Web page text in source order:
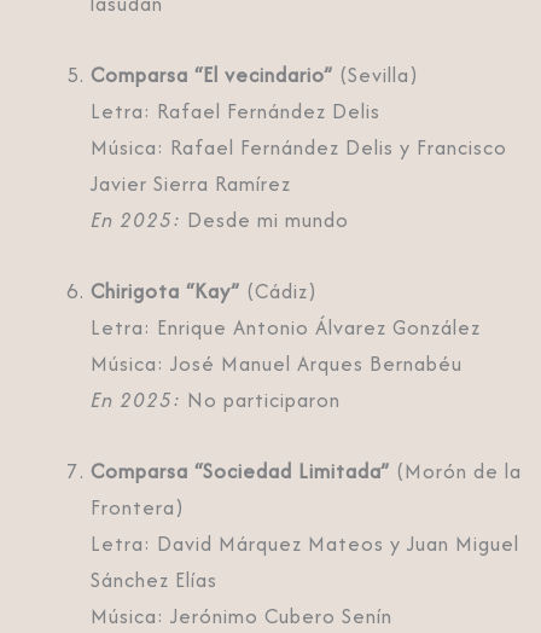
Comparsa “El vecindario” (Sevilla)
Letra: Rafael Fernández Delis
Música: Rafael Fernández Delis y Francisco
Javier Sierra Ramírez
En 2025: Desde mi mundo
Chirigota “Kay” (Cádiz)
Letra: Enrique Antonio Álvarez González
Música: José Manuel Arques Bernabéu
En 2025: No participaron
Comparsa “Sociedad Limitada” (Morón de la
Frontera)
Letra: David Márquez Mateos y Juan Miguel
Sánchez Elías
Música: Jerónimo Cubero Senín